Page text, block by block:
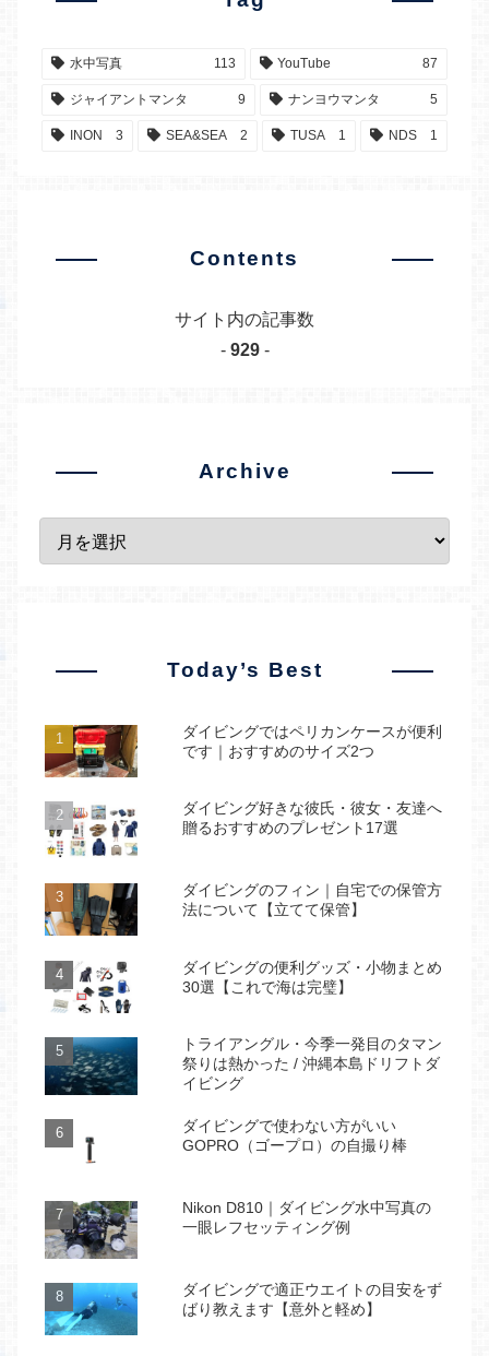
水中写真 113 YouTube 87
ジャイアントマンタ 9 ナンヨウマンタ 5
INON 3 SEA&SEA 2 TUSA 1 NDS 1
Contents
サイト内の記事数
- 929-
Archive
Today’s Best
ダイビングではペリカンケースが便利
です｜おすすめのサイズ2つ
ダイビング好きな彼氏・彼女・友達へ
贈るおすすめのプレゼント17選
ダイビングのフィン｜自宅での保管方
法について【立てて保管】
ダイビングの便利グッズ・小物まとめ
30選【これで海は完璧】
トライアングル・今季一発目のタマン
祭りは熱かった / 沖縄本島ドリフトダ
イビング
ダイビングで使わない方がいい
GOPRO（ゴープロ）の自撮り棒
Nikon D810｜ダイビング水中写真の
一眼レフセッティング例
ダイビングで適正ウエイトの目安をず
ばり教えます【意外と軽め】